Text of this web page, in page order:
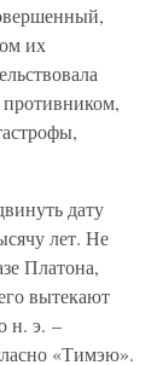
их
дату
лет. Не
Платона,
вытекают
н. э. –
«Тимэю».